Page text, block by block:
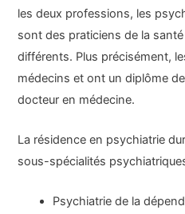
les deux professions, les
sont des praticiens de la
différents. Plus précisément,
médecins et ont un diplôme
docteur en médecine.
La résidence en psychiatrie
sous-spécialités
Psychiatrie de la